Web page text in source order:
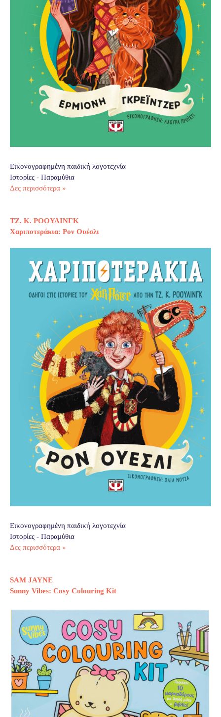
Εικονογραφημένη παιδική λογοτεχνία
Ιστορίες - Παραμύθια
Δες περισσότερα »
ΤΖ. Κ. ΡΟΟΥΛΙΝΓΚ
Χαριποτεράκια: Ρον Ουέσλι
Εικονογραφημένη παιδική λογοτεχνία
Ιστορίες - Παραμύθια
Δες περισσότερα »
SAM JAYNE
Sunny Vibes: Cosy Colouring Kit